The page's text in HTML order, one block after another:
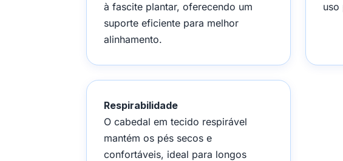
à fascite plantar, oferecendo um
suporte eficiente para melhor
alinhamento.
uso
Respirabilidade
O cabedal em tecido respirável
mantém os pés secos e
confortáveis, ideal para longos